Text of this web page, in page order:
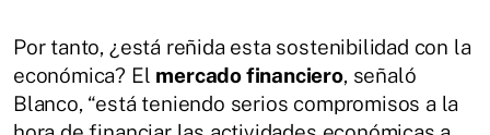
Por tanto, ¿está reñida esta sostenibilidad con la
económica? El mercado financiero, señaló
Blanco, “está teniendo serios compromisos a la